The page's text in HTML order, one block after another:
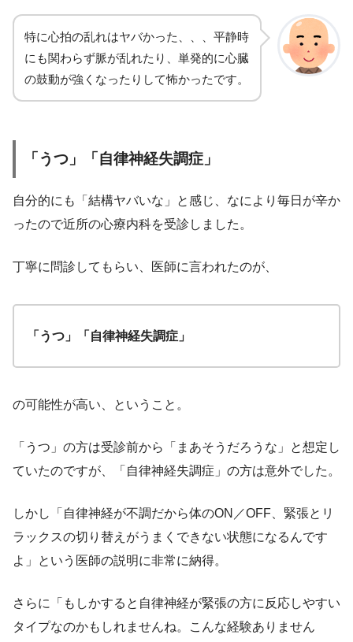
特に心拍の乱れはヤバかった、、、平静時
にも関わらず脈が乱れたり、単発的に心臓
の鼓動が強くなったりして怖かったです。
「うつ」「自律神経失調症」
自分的にも「結構ヤバいな」と感じ、なにより毎日が辛か
ったので近所の心療内科を受診しました。
丁寧に問診してもらい、医師に言われたのが、
「うつ」「自律神経失調症」
の可能性が高い、ということ。
「うつ」の方は受診前から「まあそうだろうな」と想定し
ていたのですが、「自律神経失調症」の方は意外でした。
しかし「自律神経が不調だから体のON／OFF、緊張とリ
ラックスの切り替えがうまくできない状態になるんです
よ」という医師の説明に非常に納得。
さらに「もしかすると自律神経が緊張の方に反応しやすい
タイプなのかもしれませんね。こんな経験ありません